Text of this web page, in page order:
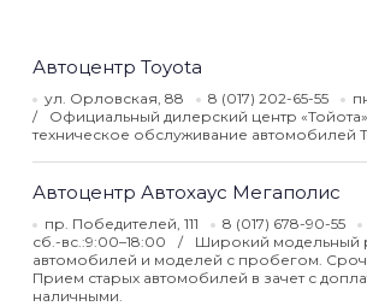
Автоцентр Toyota
ул. Орловская, 88 8 (017) 202-65-55
Официальный дилерский центр
техническое обслуживание автомобилей
Автоцентр Автохаус Мегаполис
пр. Победителей, 111 8 (017) 678-90-55
сб.-вс.:9:00–18:00
Широкий модельный
автомобилей и моделей с пробегом.
Прием старых автомобилей в зачет с
наличными.